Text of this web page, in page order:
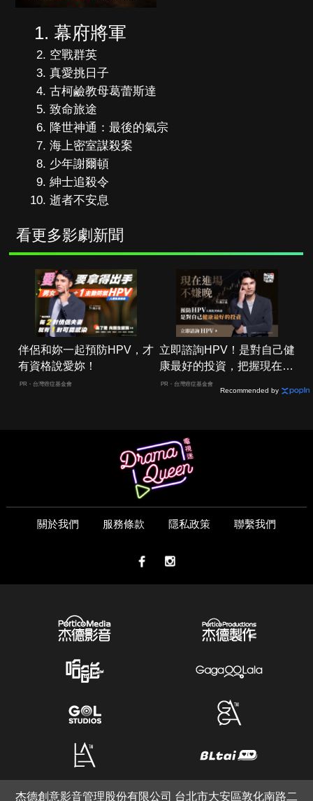
幕府將軍
空戰群英
真愛挑日子
古柯鹼教母葛蕾斯達
致命旅途
降世神通：最後的氣宗
海上密室謀殺案
少年謝爾頓
紳士追殺令
逝者不安息
看更多影劇新聞
伴侶和妳一起預防HPV，才
有資格說愛妳！
PR・台灣癌症基金會
立即諮詢HPV！是對自己健
康最好的投資，把握現在不
嫌晚！
PR・台灣癌症基金會
Recommended by
關於我們 服務條款 隱私政策 聯繫我們
杰德創意影音管理股份有限公司 台北市大安區敦化南路二